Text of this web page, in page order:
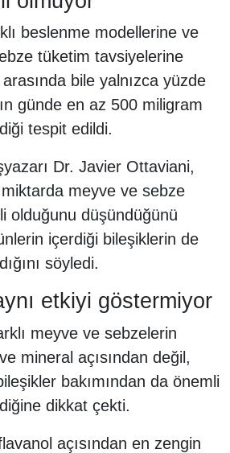
beslenme modellerine ve
tüketim tavsiyelerine
arasında bile yalnızca yüzde
günde en az 500 miligram
tespit edildi.
Dr. Javier Ottaviani,
meyve ve sebze
olduğunu düşündüğünü
içerdiği bileşiklerin de
söyledi.
etkiyi göstermiyor
meyve ve sebzelerin
mineral açısından değil,
bakımından da önemli
dikkat çekti.
açısından en zengin